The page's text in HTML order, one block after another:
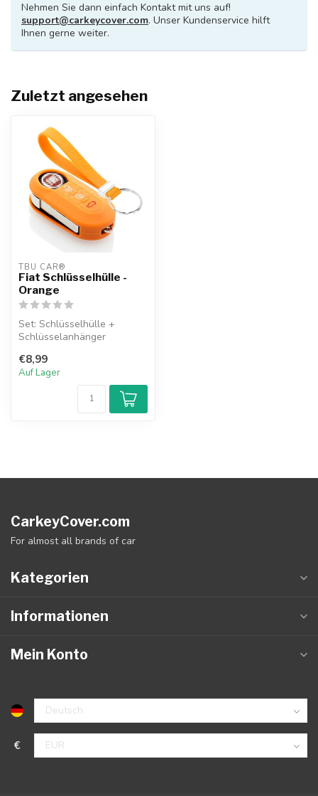
Nehmen Sie dann einfach Kontakt mit uns auf!
support@carkeycover.com. Unser Kundenservice hilft
Ihnen gerne weiter.
Zuletzt angesehen
TBU CAR®
Fiat Schlüsselhülle -
Orange
Set: Schlüsselhülle +
Schlüsselanhänger
€8,99
Auf Lager
CarkeyCover.com
For almost all brands of car
Kategorien
Informationen
Mein Konto
€